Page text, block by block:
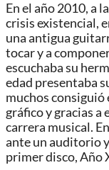
En el año 2010, a
crisis existencial,
una antigua
tocar y a
escuchaba su
edad presentaba
muchos
gráfico y gracias a
carrera musical.
ante un auditorio
primer disco, Año